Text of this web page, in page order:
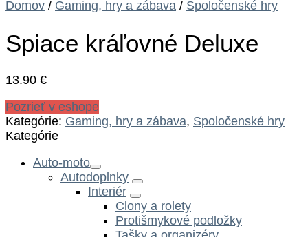
Domov / Gaming, hry a zábava / Spoločenské hry
Spiace kráľovné Deluxe
13.90 €
Pozrieť v eshope
Kategórie: Gaming, hry a zábava, Spoločenské hry
Kategórie
Auto-moto
Autodoplnky
Interiér
Clony a rolety
Protišmykové podložky